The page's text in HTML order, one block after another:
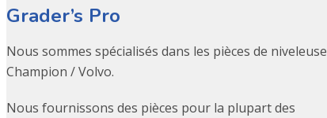
Grader’s Pro
Nous sommes spécialisés dans les pièces de niveleuse
Champion / Volvo.
Nous fournissons des pièces pour la plupart des